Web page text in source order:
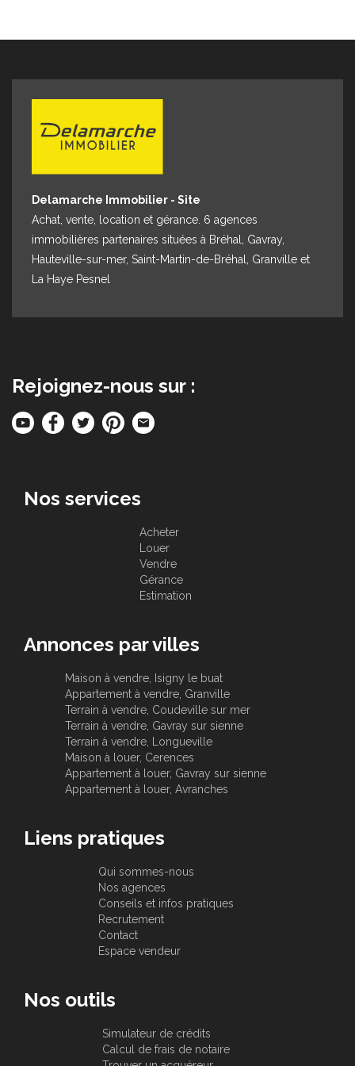
Delamarche Immobilier - Site
Achat, vente, location et gérance. 6 agences
immobilières partenaires situées à Bréhal, Gavray,
Hauteville-sur-mer, Saint-Martin-de-Bréhal, Granville et
La Haye Pesnel
Rejoignez-nous sur :
Nos services
Acheter
Louer
Vendre
Gérance
Estimation
Annonces par villes
Maison à vendre, Isigny le buat
Appartement à vendre, Granville
Terrain à vendre, Coudeville sur mer
Terrain à vendre, Gavray sur sienne
Terrain à vendre, Longueville
Maison à louer, Cerences
Appartement à louer, Gavray sur sienne
Appartement à louer, Avranches
Liens pratiques
Qui sommes-nous
Nos agences
Conseils et infos pratiques
Recrutement
Contact
Espace vendeur
Nos outils
Simulateur de crédits
Calcul de frais de notaire